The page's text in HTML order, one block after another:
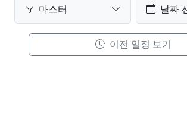
마스터 날짜
이전 일정 보기